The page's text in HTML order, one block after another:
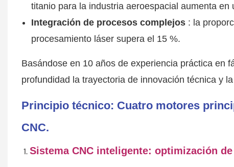
titanio para la industria aeroespacial aumenta en
Integración de procesos complejos : la
procesamiento láser supera el 15 %.
Basándose en 10 años de experiencia práctica en
profundidad la trayectoria de innovación técnica y
Principio técnico: Cuatro motores
CNC.
Sistema CNC inteligente: optimización